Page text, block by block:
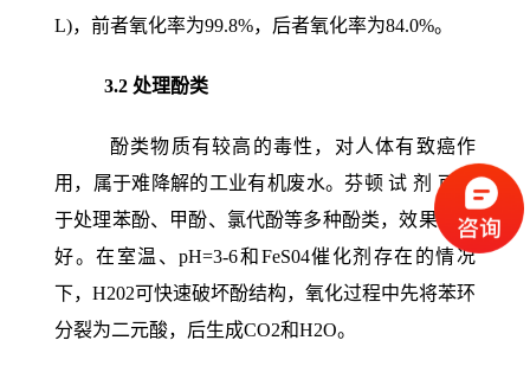
L)，前者氧化率为99.8%，后者氧化率为84.0%。
3.2 处理酚类
酚类物质有较高的毒性，对人体有致癌作
用，属于难降解的工业有机废水。芬顿 试 剂 可用
于处理苯酚、甲酚、氯代酚等多种酚类，效果均极
好。在室温、pH=3-6和FeS04催化剂存在的情况
下，H202可快速破坏酚结构，氧化过程中先将苯环
分裂为二元酸，后生成CO2和H2O。